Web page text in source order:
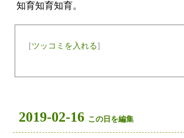
知育知育知育。
[ツッコミを入れる]
2019-02-16 この日を編集